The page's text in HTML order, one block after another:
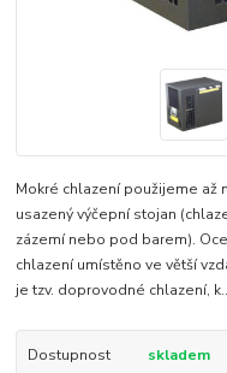
Mokré chlazení použijeme až
usazený výčepní stojan
zázemí nebo pod barem).
chlazení umístěno ve větší
je tzv. doprovodné chlazení,
Dostupnost skladem